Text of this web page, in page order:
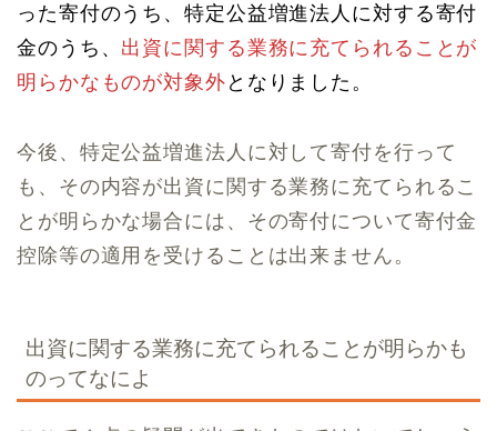
った寄付のうち、特定公益増進法人に対する寄付
金のうち、 出資に関する業務に充てられることが
明らかなものが対象外 となりました。
今後、特定公益増進法人に対して寄付を行って
も、その内容が出資に関する業務に充てられるこ
とが明らかな場合には、その寄付について寄付金
控除等の適用を受けることは出来ません。
出資に関する業務に充てられることが明らかも
のってなによ